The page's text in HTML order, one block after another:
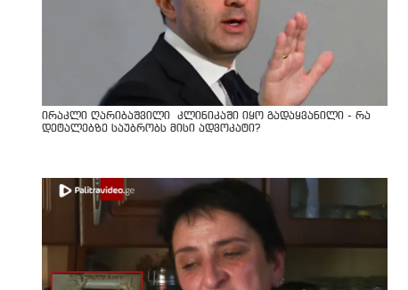
ირაკლი ღარიბაშვილი კლინიკაში იყო გადაყვანილი - რა
დეტალებზე საუბრობს მისი ადვოკატი?